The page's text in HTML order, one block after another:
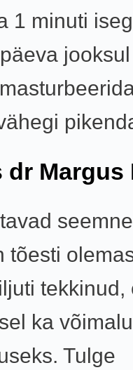
1 minuti
dr Margus
tõesti
tekkinud,
ka
Tulge